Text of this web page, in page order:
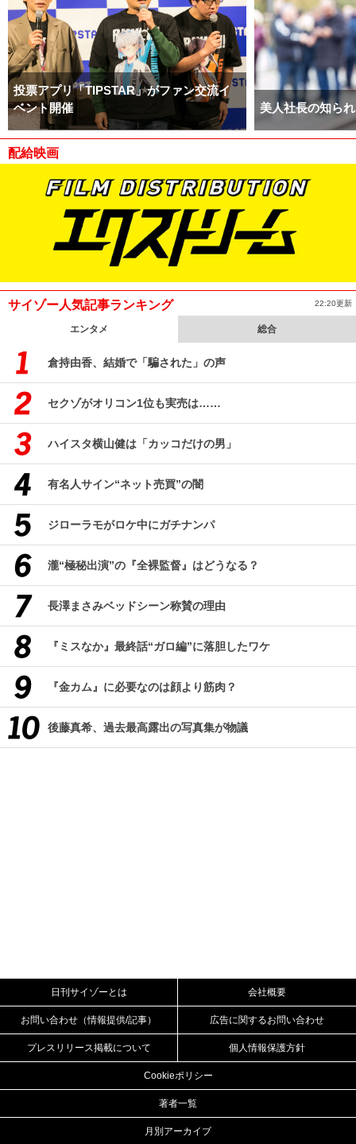
投票アプリ「TIPSTAR」がファン交流イ
ベント開催
美人社長の知ら
配給映画
サイゾー人気記事ランキング 22:20更新
エンタメ 総合
倉持由香、結婚で「騙された」の声
セクゾがオリコン1位も実売は……
ハイスタ横山健は「カッコだけの男」
有名人サイン“ネット売買”の闇
ジローラモがロケ中にガチナンパ
瀧“極秘出演”の『全裸監督』はどうなる？
長澤まさみベッドシーン称賛の理由
『ミスなか』最終話“ガロ編”に落胆したワケ
『金カム』に必要なのは顔より筋肉？
後藤真希、過去最高露出の写真集が物議
日刊サイゾーとは 会社概要
お問い合わせ（情報提供/記事） 広告に関するお問い合わせ
プレスリリース掲載について 個人情報保護方針
Cookieポリシー
著者一覧
月別アーカイブ